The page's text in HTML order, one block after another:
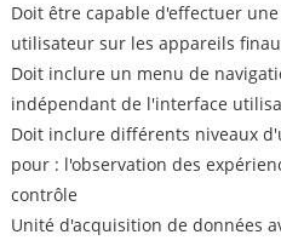
Doit être capable d'effectuer
utilisateur sur les appareils
Doit inclure un menu de
indépendant de l'interface
Doit inclure différents niveaux
pour : l'observation des
contrôle
Unité d'acquisition de données